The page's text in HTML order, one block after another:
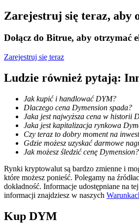
Mocna Świnka
Codziennie zdobywaj
Zarejestruj się teraz, aby
Dołącz do Bitrue, aby otrzymać
Zarejestruj się teraz
Ludzie również pytają:
Jak kupić i handlować DYM?
Dlaczego cena Dymension spada?
Jaka jest najwyższa cena w historii
Jaka jest kapitalizacja rynkowa
Czy teraz to dobry moment na
Gdzie możesz uzyskać darmowe
Jak możesz śledzić cenę Dymension?
Rynki kryptowalut są bardzo zmienne i
które możesz ponieść. Polegamy na
dokładność. Informacje udostępniane na
informacji znajdziesz w naszych
Kup DYM